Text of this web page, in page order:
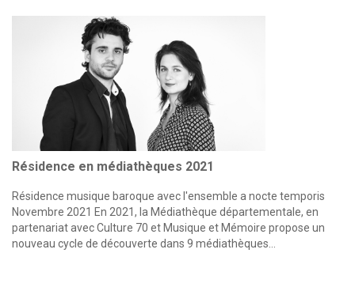
Résidence en médiathèques 2021
Résidence musique baroque avec l'ensemble a nocte temporis
Novembre 2021 En 2021, la Médiathèque départementale, en
partenariat avec Culture 70 et Musique et Mémoire propose un
nouveau cycle de découverte dans 9 médiathèques…